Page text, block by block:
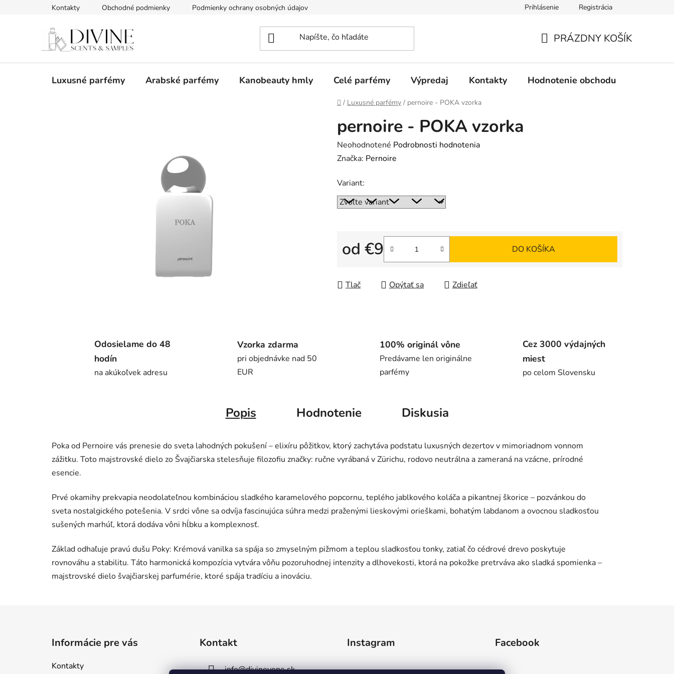
Kontakty Obchodné podmienky Podmienky ochrany osobných údajov Prihlásenie Registrácia
KOŠÍK
PRÁZDNY KOŠÍK
Luxusné parfémy Arabské parfémy Kanobeauty hmly Celé parfémy Výpredaj Kontakty Hodnotenie obchodu
Domov
/ Luxusné parfémy / pernoire - POKA vzorka
pernoire - POKA vzorka
Priemerné
hodnotenie
je
0,0
z
Neohodnotené Podrobnosti hodnotenia
Značka: Pernoire
Variant:
od €9
Jednotková cena:
DO KOŠÍKA
Tlač Opýtať sa Zdieľať
Odosielame do 48
hodín
na akúkoľvek adresu
Vzorka zdarma
pri objednávke nad 50
EUR
100% originál vône
Predávame len originálne
parfémy
Cez 3000 výdajných
miest
po celom Slovensku
Popis Hodnotenie Diskusia
Poka od Pernoire vás prenesie do sveta lahodných pokušení – elixíru pôžitkov, ktorý zachytáva podstatu luxusných dezertov v mimoriadnom vonnom
zážitku. Toto majstrovské dielo zo Švajčiarska stelesňuje filozofiu značky: ručne vyrábaná v Zürichu, rodovo neutrálna a zameraná na vzácne, prírodné
esencie.
Prvé okamihy prekvapia neodolateľnou kombináciou sladkého karamelového popcornu, teplého jablkového koláča a pikantnej škorice – pozvánkou do
sveta nostalgického potešenia. V srdci vône sa odvíja fascinujúca súhra medzi praženými lieskovými orieškami, bohatým labdanom a ovocnou sladkosťou
sušených marhúľ, ktorá dodáva vôni hĺbku a komplexnosť.
Základ odhaľuje pravú dušu Poky: Krémová vanilka sa spája so zmyselným pižmom a teplou sladkosťou tonky, zatiaľ čo cédrové drevo poskytuje
rovnováhu a stabilitu. Táto harmonická kompozícia vytvára vôňu pozoruhodnej intenzity a dlhovekosti, ktorá na pokožke pretrváva ako sladká spomienka –
majstrovské dielo švajčiarskej parfumérie, ktoré spája tradíciu a inováciu.
Informácie pre vás
Kontakty
Kontakt
info@divinevone.sk
Instagram Facebook